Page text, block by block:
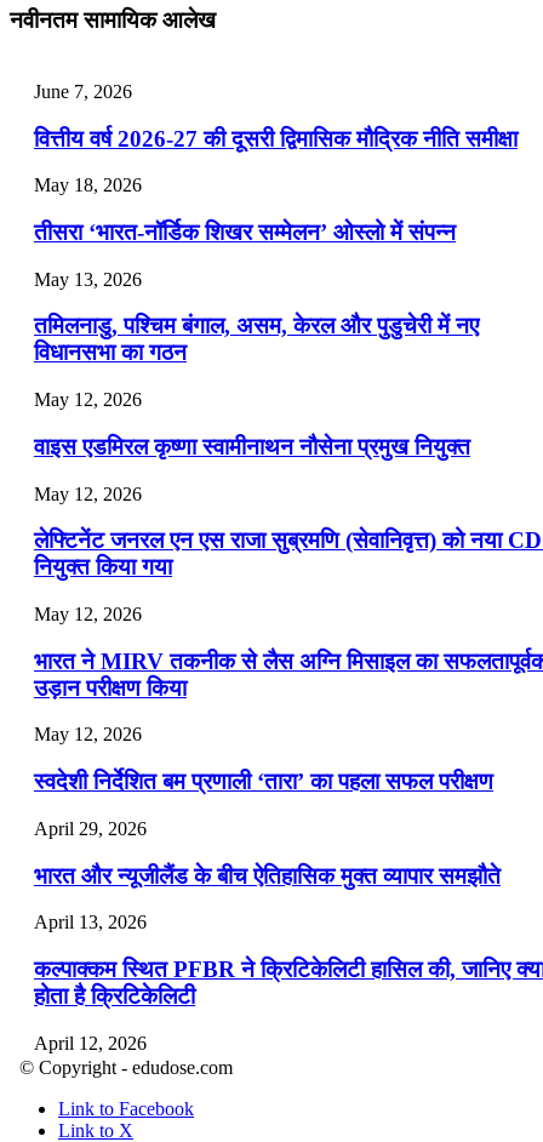
July 25, 2026
📝 डेली करेंट अफेयर्स: 22-24 जुलाई 2026
July 22, 2026
📝 डेली करेंट अफेयर्स: 19-21 जुलाई 2026
July 19, 2026
📝 डेली करेंट अफेयर्स: 16-18 जुलाई 2026
नवीनतम सामायिक आलेख
June 7, 2026
वित्तीय वर्ष 2026-27 की दूसरी द्विमासिक मौद्रिक नीति समीक्षा
May 18, 2026
तीसरा ‘भारत-नॉर्डिक शिखर सम्मेलन’ ओस्लो में संपन्न
May 13, 2026
तमिलनाडु, पश्चिम बंगाल, असम, केरल और पुडुचेरी में नए
विधानसभा का गठन
May 12, 2026
वाइस एडमिरल कृष्णा स्वामीनाथन नौसेना प्रमुख नियुक्त
May 12, 2026
लेफ्टिनेंट जनरल एन एस राजा सुब्रमणि (सेवानिवृत्त) को नया
नियुक्त किया गया
May 12, 2026
भारत ने MIRV तकनीक से लैस अग्नि मिसाइल का
उड़ान परीक्षण किया
May 12, 2026
स्वदेशी निर्देशित बम प्रणाली ‘तारा’ का पहला सफल परीक्षण
April 29, 2026
भारत और न्यूजीलैंड के बीच ऐतिहासिक मुक्त व्यापार समझौते
April 13, 2026
कल्पाक्कम स्थित PFBR ने क्रिटिकेलिटी हासिल की, जानिए
होता है क्रिटिकेलिटी
April 12, 2026
April 9, 2026
© Copyright - edudose.com
Link to Facebook
Link to X